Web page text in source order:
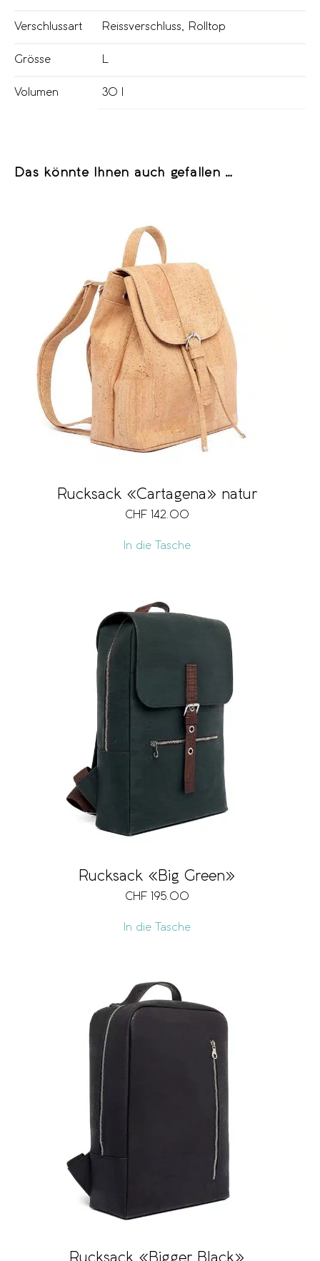
Verschlussart Reissverschluss Rolltop
Grösse
Volumen 30 l
Das könnte Ihnen auch gefallen …
Rucksack «Cartagena» natur
CHF 142.00
In die Tasche
Rucksack «Big Green»
CHF 195.00
In die Tasche